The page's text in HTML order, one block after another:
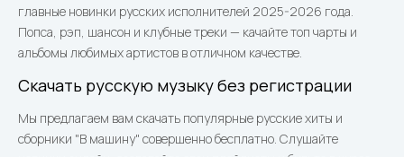
главные новинки русских исполнителей 2025-2026 года.
Попса, рэп, шансон и клубные треки — качайте топ чарты и
альбомы любимых артистов в отличном качестве.
Скачать русскую музыку без регистрации
Мы предлагаем вам скачать популярные русские хиты и
сборники "В машину" совершенно бесплатно. Слушайте